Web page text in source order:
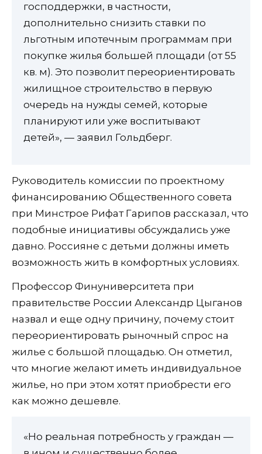
господдержки, в частности,
дополнительно снизить ставки по
льготным ипотечным программам при
покупке жилья большей площади (от 55
кв. м). Это позволит переориентировать
жилищное строительство в первую
очередь на нужды семей, которые
планируют или уже воспитывают
детей», — заявил Гольдберг.
Руководитель комиссии по проектному
финансированию Общественного совета
при Минстрое Рифат Гарипов рассказал, что
подобные инициативы обсуждались уже
давно. Россияне с детьми должны иметь
возможность жить в комфортных условиях.
Профессор Финуниверситета при
правительстве России Александр Цыганов
назвал и еще одну причину, почему стоит
переориентировать рыночный спрос на
жилье с большой площадью. Он отметил,
что многие желают иметь индивидуальное
жилье, но при этом хотят приобрести его
как можно дешевле.
«Но реальная потребность у граждан —